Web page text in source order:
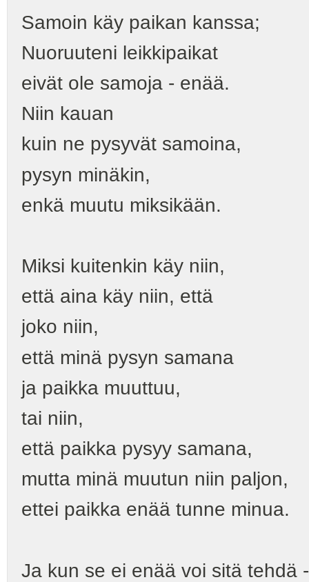
Samoin käy paikan kanssa;
Nuoruuteni leikkipaikat
eivät ole samoja - enää.
Niin kauan
kuin ne pysyvät samoina,
pysyn minäkin,
enkä muutu miksikään.
Miksi kuitenkin käy niin,
että aina käy niin, että
joko niin,
että minä pysyn samana
ja paikka muuttuu,
tai niin,
että paikka pysyy samana,
mutta minä muutun niin paljon,
ettei paikka enää tunne minua.
Ja kun se ei enää voi sitä tehdä -